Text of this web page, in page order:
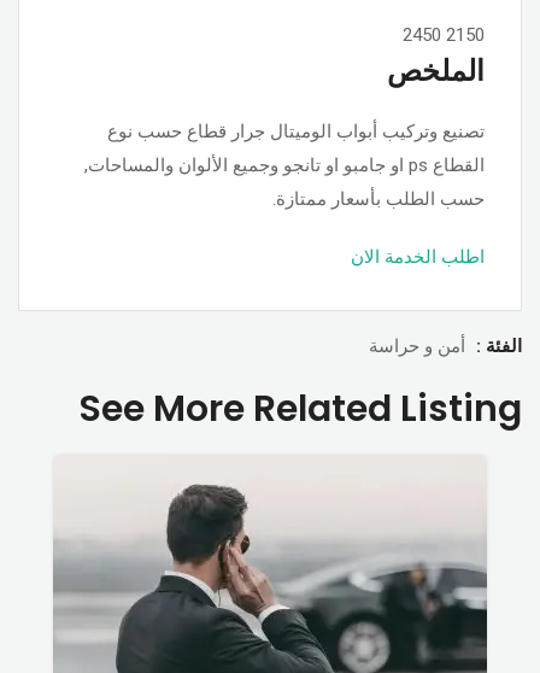
2150
2450
الملخص
تصنيع وتركيب أبواب الوميتال جرار قطاع حسب نوع
القطاع ps او جامبو او تانجو وجميع الألوان والمساحات,
حسب الطلب بأسعار ممتازة.
اطلب الخدمة الان
الفئة : أمن و حراسة
See More Related Listing